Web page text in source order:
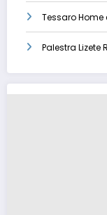
Tessaro Home
Palestra Lizete